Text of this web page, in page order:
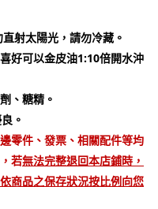
射太陽光，請勿冷藏。
好可以金皮油1:10倍開水沖
、糖精。
。
零件、發票、相關配件等均
若無法完整退回本店鋪時，
商品之保存狀況按比例向您